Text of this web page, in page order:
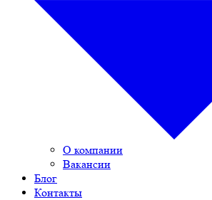
О компании
Вакансии
Блог
Контакты